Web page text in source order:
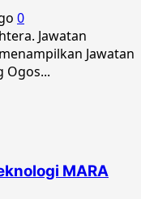
0
Jawatan
Jawatan
Ogos...
MARA